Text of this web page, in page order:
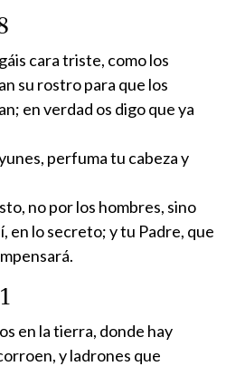
cara triste, como los
su rostro para que los
en verdad os digo que ya
perfuma tu cabeza y
no por los hombres, sino
en lo secreto; y tu Padre, que
en la tierra, donde hay
y ladrones que